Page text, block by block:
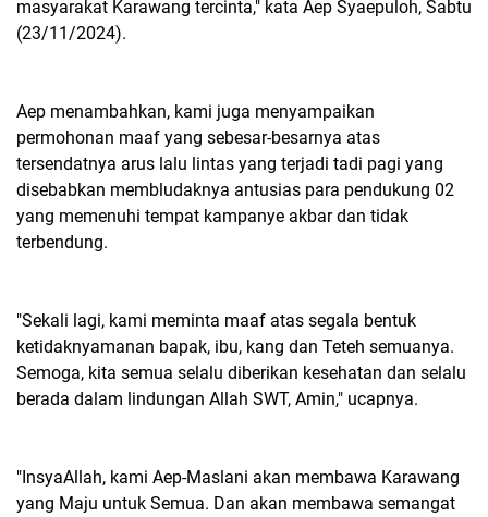
masyarakat Karawang tercinta," kata Aep Syaepuloh, Sabtu
(23/11/2024).
Aep menambahkan, kami juga menyampaikan
permohonan maaf yang sebesar-besarnya atas
tersendatnya arus lalu lintas yang terjadi tadi pagi yang
disebabkan membludaknya antusias para pendukung 02
yang memenuhi tempat kampanye akbar dan tidak
terbendung.
"Sekali lagi, kami meminta maaf atas segala bentuk
ketidaknyamanan bapak, ibu, kang dan Teteh semuanya.
Semoga, kita semua selalu diberikan kesehatan dan selalu
berada dalam lindungan Allah SWT, Amin," ucapnya.
"InsyaAllah, kami Aep-Maslani akan membawa Karawang
yang Maju untuk Semua. Dan akan membawa semangat